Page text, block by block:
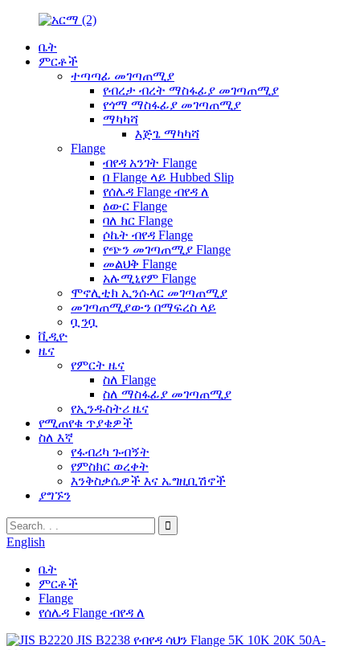
ቤት
ምርቶች
ተጣጣፊ መገጣጠሚያ
የብረታ ብረት ማስፋፊያ መገጣጠሚያ
የጎማ ማስፋፊያ መገጣጠሚያ
ማካካሻ
እጅጌ ማካካሻ
Flange
ብየዳ አንገት Flange
በ Flange ላይ Hubbed Slip
የሰሌዳ Flange ብየዳ ለ
ዕውር Flange
ባለ ክር Flange
ሶኬት ብየዳ Flange
የጭን መገጣጠሚያ Flange
መልህቅ Flange
አሉሚኒየም Flange
ሞኖሊቲክ ኢንሱላር መገጣጠሚያ
መገጣጠሚያውን በማፍረስ ላይ
ቧንቧ
ቪዲዮ
ዜና
የምርት ዜና
ስለ Flange
ስለ ማስፋፊያ መገጣጠሚያ
የኢንዱስትሪ ዜና
የሚጠየቁ ጥያቄዎች
ስለ እኛ
የፋብሪካ ጉብኝት
የምስክር ወረቀት
እንቅስቃሴዎች እና ኤግዚቢሽኖች
ያግኙን
English
ቤት
ምርቶች
Flange
የሰሌዳ Flange ብየዳ ለ